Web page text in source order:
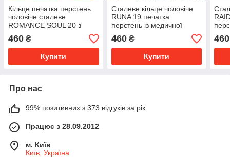
Кільце печатка перстень
чоловіче сталеве
ROMANCE SOUL 20 з
сталі з Черепом
460 ₴
Купити
Cталеве кільце чоловіче
RUNA 19 печатка
перстень із медичної
нержавіючої сталі 316L з
Рунами
460₴
Купити
460
Про нас
99% позитивних з 373 відгуків за рік
Працює з 28.09.2012
м. Київ
Київ, Україна